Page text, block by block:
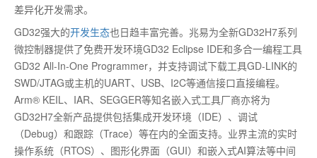
差异化开发需求。
GD32强大的开发生态也日趋丰富完善。兆易为全新GD32H7系列
微控制器提供了免费开发环境GD32 Eclipse IDE和多合一编程工具
GD32 All-In-One Programmer，并支持调试下载工具GD-LINK的
SWD/JTAG或主机的UART、USB、I2C等通信接口直接编程。
Arm® KEIL、IAR、SEGGER等知名嵌入式工具厂商亦将为
GD32H7全新产品提供包括集成开发环境（IDE）、调试
（Debug）和跟踪（Trace）等在内的全面支持。业界主流的实时
操作系统（RTOS）、图形化界面（GUI）和嵌入式AI算法等中间